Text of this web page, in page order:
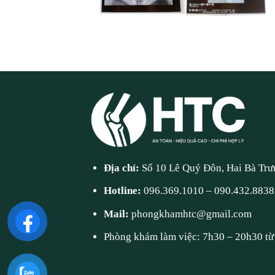
Địa chỉ: Số 10 Lê Quý Đôn, Hai Bà
Hotline:096.369.1010 –090.432.8838
Mail:phongkhamhtc@gmail.com
Phòng khám làm việc: 7h30 – 20h30